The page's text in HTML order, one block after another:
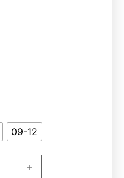
price
09-12
V2 ბოდე quantity